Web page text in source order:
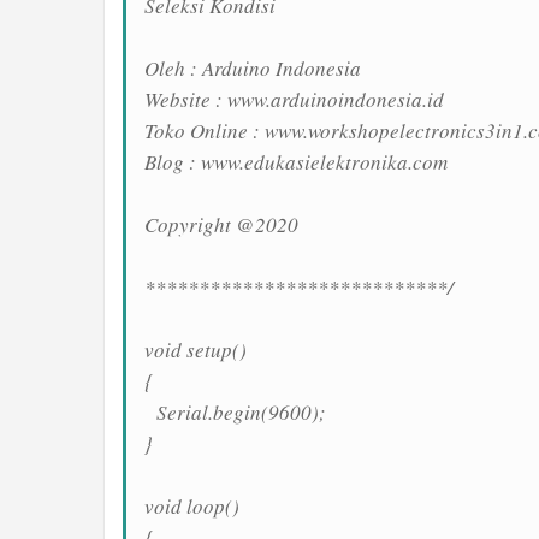
Seleksi Kondisi
Oleh : Arduino Indonesia
Website : www.arduinoindonesia.id
Toko Online :
Blog : www.edukasielektronika.com
Copyright @2020
****************************/
void setup()
{
Serial.begin(9600);
}
void loop()